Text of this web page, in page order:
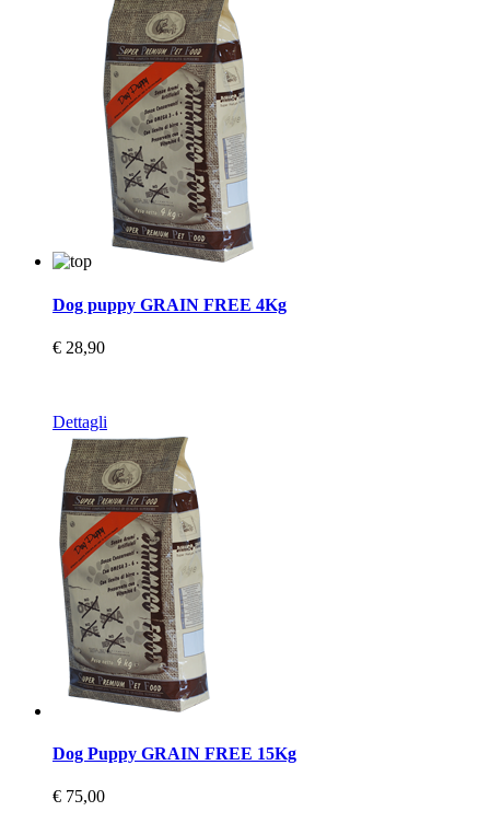
Dog puppy GRAIN FREE 4Kg
€ 28,90
Dettagli
Dog Puppy GRAIN FREE 15Kg
€ 75,00